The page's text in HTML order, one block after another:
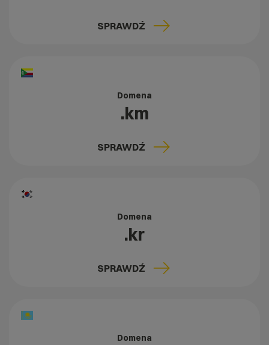
SPRAWDŹ
Domena
.km
SPRAWDŹ
Domena
.kr
SPRAWDŹ
Domena